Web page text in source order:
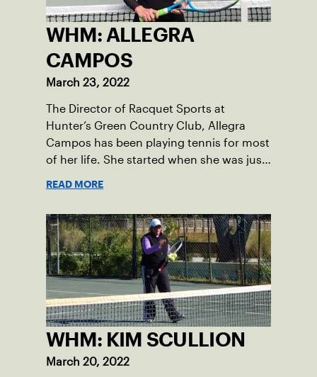
WHM: ALLEGRA
CAMPOS
March 23, 2022
The Director of Racquet Sports at
Hunter’s Green Country Club, Allegra
Campos has been playing tennis for most
of her life. She started when she was just
few seasons.
READ MORE
WHM: KIM SCULLION
March 20, 2022